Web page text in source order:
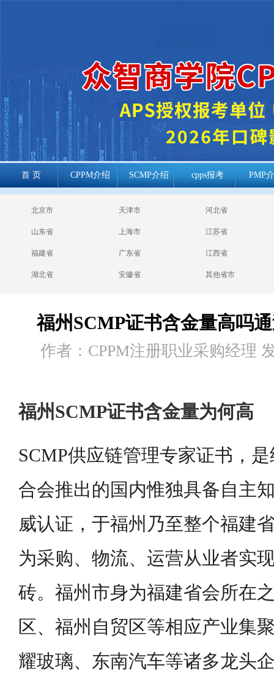
首 页 CPPM介绍 SCMP介绍 cpps报考 PMP
cppm报考常见
问题
北京市 天津市 河北省
山东省 上海市 江苏省
福建省 广东省 江西省
湖北省 安徽省 其他省市
福州SCMP证书含金量高吗
作者：CPPM注册职业采购经理
福州SCMP证书含金量为何高
SCMP供应链管理专家证书，
合会推出的国内惟独具备自主
威认证，于福州乃至整个福建
为采购、物流、运营从业者实
砖。福州市身为福建省会所在
区、福州自贸区等相应产业集
耀玻璃、东南汽车等诸多龙头